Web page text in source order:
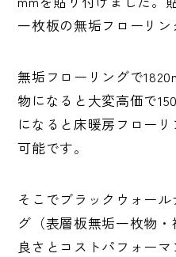
一枚板の無垢フローリン
無垢フローリングで
物になると大変高価で
になると床暖房フロー
可能です。
そこでブラックウォー
グ（表層板無垢一枚物
良さとコストパフォー